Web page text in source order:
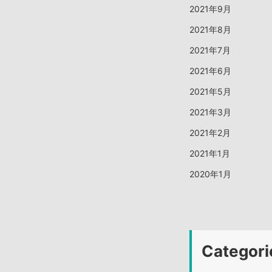
2021年9月
2021年8月
2021年7月
2021年6月
2021年5月
2021年3月
2021年2月
2021年1月
2020年1月